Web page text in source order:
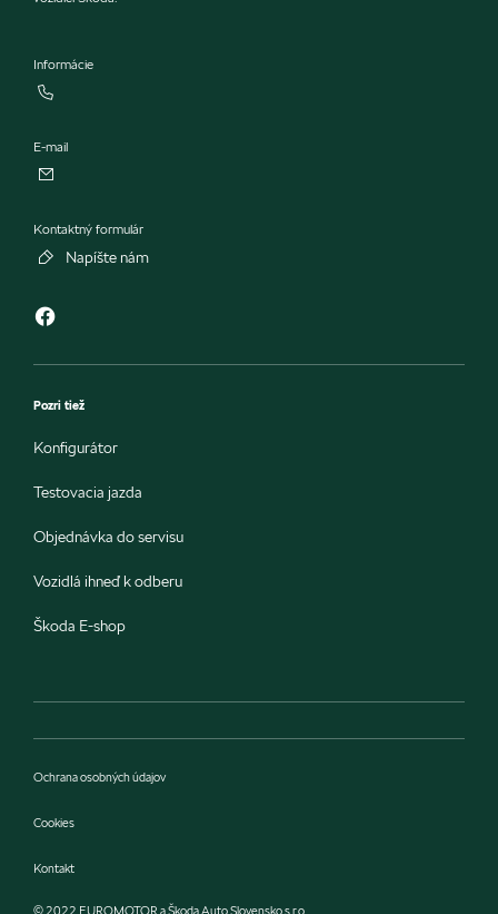
Informácie
E-mail
Kontaktný formulár
Napíšte nám
Pozri tiež
Konfigurátor
Testovacia jazda
Objednávka do servisu
Vozidlá ihneď k odberu
Škoda E-shop
Ochrana osobných údajov
Cookies
Kontakt
© 2022 EUROMOTOR a Škoda Auto Slovensko s.r.o.